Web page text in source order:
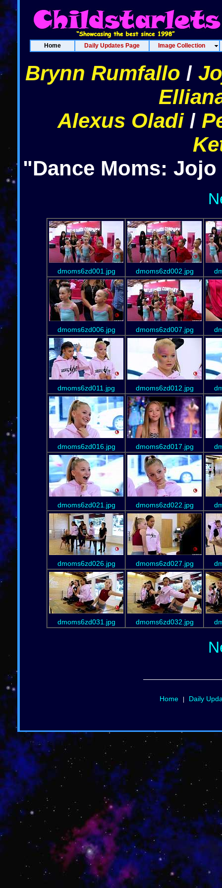
Home Daily Updates Page Image Collection
Brynn Rumfallo /
Alexus Oladi/
"Dance Moms: Jojo
dmoms6zd001.jpg dmoms6zd002.jpg
dmoms6zd006.jpg dmoms6zd007.jpg
dmoms6zd011.jpg dmoms6zd012.jpg
dmoms6zd016.jpg dmoms6zd017.jpg
dmoms6zd021.jpg dmoms6zd022.jpg
dmoms6zd026.jpg dmoms6zd027.jpg
dmoms6zd031.jpg dmoms6zd032.jpg
Home| Daily